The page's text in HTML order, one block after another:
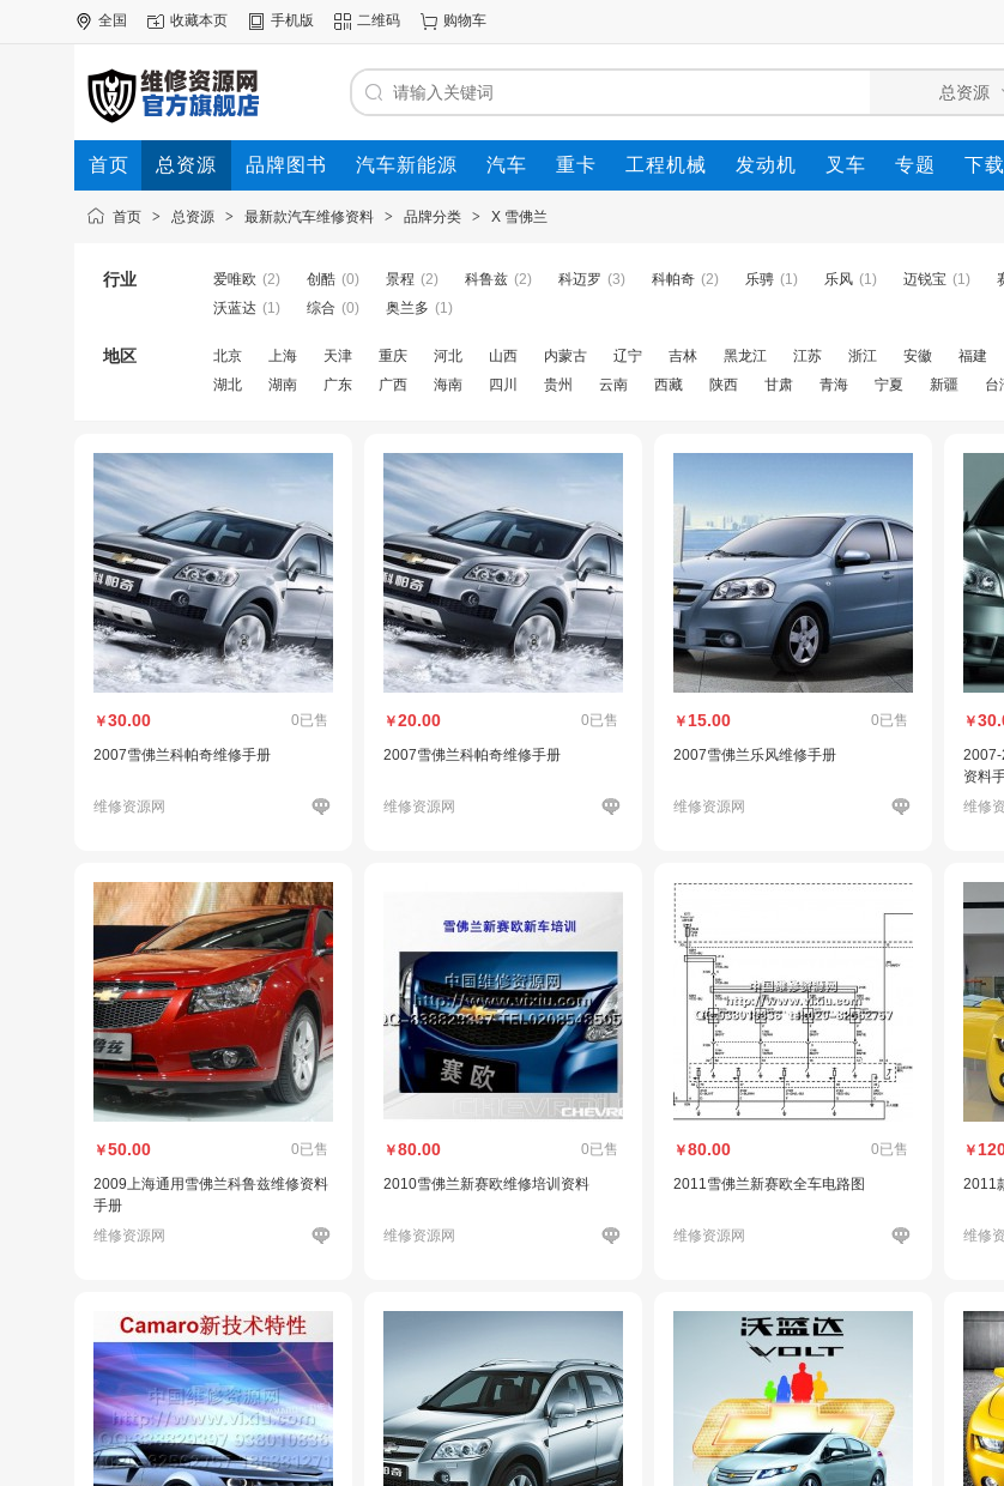
全国 收藏本页 手机版 二维码 购物车
首页 总资源 品牌图书 汽车新能源 汽车 重卡 工程机械 发动机 叉车 专题 下载
首页 > 总资源 > 最新款汽车维修资料 > 品牌分类 > X 雪佛兰
行业 爱唯欧 (2) 创酷 (0) 景程 (2) 科鲁兹 (2) 科迈罗 (3) 科帕奇 (2) 乐骋 (1) 乐风 (1) 迈锐宝 (1)
沃蓝达 (1) 综合 (0) 奥兰多 (1)
地区 北京 上海 天津 重庆 河北 山西 内蒙古 辽宁 吉林 黑龙江 江苏 浙江 安徽 福建
湖北
湖南 广东 广西 海南 四川 贵州 云南 西藏 陕西 甘肃 青海 宁夏 新疆 台
￥30.00 0已售
2007雪佛兰科帕奇维修手册
维修资源网
￥20.00 0已售
2007雪佛兰科帕奇维修手册
维修资源网
￥ 15.00 0已售
2007雪佛兰乐风维修手册
维修资源网
￥
2007-
资料
维修
￥50.00 0已售
2009上海通用雪佛兰科鲁兹维修资料
手册
维修资源网
￥80.00 0已售
2010雪佛兰新赛欧维修培训资料
维修资源网
￥80.00 0已售
2011雪佛兰新赛欧全车电路图
维修资源网
￥
2011
维修